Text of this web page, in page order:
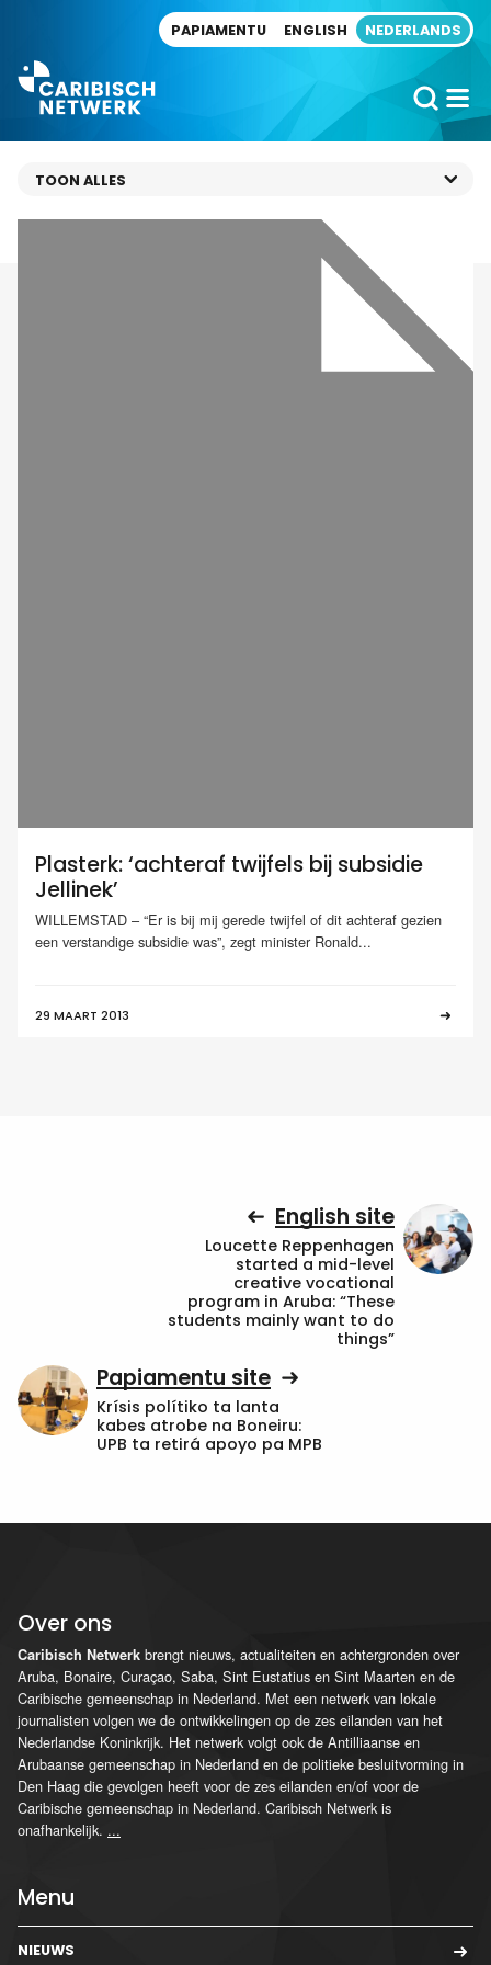
PAPIAMENTU ENGLISH NEDERLANDS
Plasterk: ‘achteraf twijfels bij subsidie
Jellinek’
WILLEMSTAD – “Er is bij mij gerede twijfel of dit achteraf gezien
een verstandige subsidie was”, zegt minister Ronald...
29 MAART 2013
English site
Loucette Reppenhagen
started a mid-level
creative vocational
program in Aruba: “These
students mainly want to do
things”
Papiamentu site
Krísis polítiko ta lanta
kabes atrobe na Boneiru:
UPB ta retirá apoyo pa MPB
Over ons
Caribisch Netwerk brengt nieuws, actualiteiten en achtergronden over
Aruba, Bonaire, Curaçao, Saba, Sint Eustatius en Sint Maarten en de
Caribische gemeenschap in Nederland. Met een netwerk van lokale
journalisten volgen we de ontwikkelingen op de zes eilanden van het
Nederlandse Koninkrijk. Het netwerk volgt ook de Antilliaanse en
Arubaanse gemeenschap in Nederland en de politieke besluitvorming in
Den Haag die gevolgen heeft voor de zes eilanden en/of voor de
Caribische gemeenschap in Nederland. Caribisch Netwerk is
onafhankelijk. ...
Menu
NIEUWS